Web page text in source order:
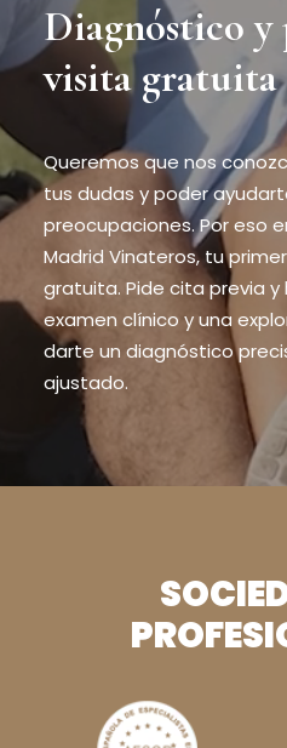
Diagnóstico
visita gratuita
Queremos que nos
tus dudas y poder
preocupaciones. Por eso
Madrid Vinateros, tu
gratuita. Pide cita previa y
examen clínico y una
darte un diagnóstico
ajustado.